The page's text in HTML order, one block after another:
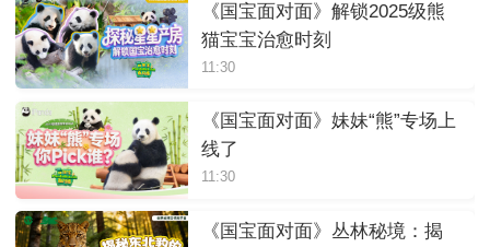
《国宝面对面》解锁2025级熊
猫宝宝治愈时刻
11:30
《国宝面对面》妹妹“熊”专场上
线了
11:30
《国宝面对面》丛林秘境：揭